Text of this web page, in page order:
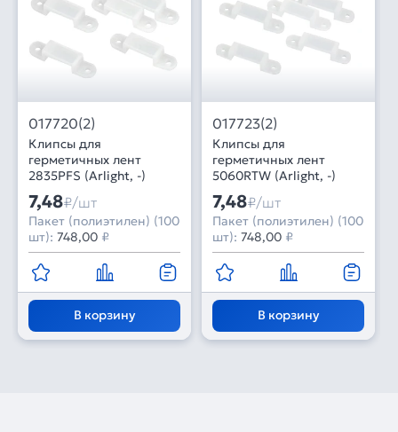
017720(2)
Клипсы для
герметичных лент
2835PFS (Arlight, -)
7,48₽/шт
Пакет (полиэтилен) (100
шт): 748,00 ₽
В корзину
017723(2)
Клипсы для
герметичных лент
5060RTW (Arlight, -)
7,48₽/шт
Пакет (полиэтилен) (100
шт): 748,00 ₽
В корзину